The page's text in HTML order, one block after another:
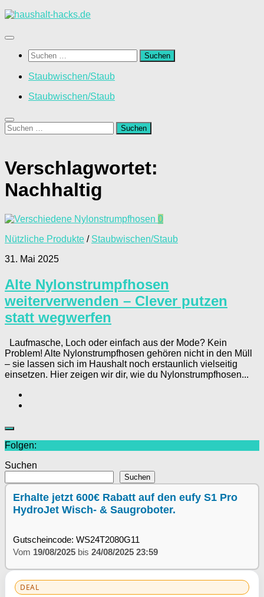
Zum
springen
Suchen
nach:
Staubwischen/Staub
Staubwischen/Staub
Suchen
nach:
Verschlagwortet:
Nachhaltig
0
Nützliche Produkte / Staubwischen/Staub
31. Mai 2025
Alte Nylonstrumpfhosen
weiterverwenden – Clever putzen
statt wegwerfen
Laufmasche, Loch oder einfach aus der Mode? Kein
Problem! Alte Nylonstrumpfhosen gehören nicht in den Müll
– sie lassen sich im Haushalt noch erstaunlich vielseitig
einsetzen. Hier zeigen wir dir, wie du Nylonstrumpfhosen...
Folgen:
Suchen
Suchen
Erhalte jetzt 600€ Rabatt auf den eufy S1 Pro
HydroJet Wisch- & Saugroboter.
Gutscheincode: WS24T2080G11
Vom 19/08/2025 bis 24/08/2025 23:59
DEAL